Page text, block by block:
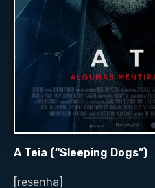
A Teia (“Sleeping Dogs”)
[resenha]